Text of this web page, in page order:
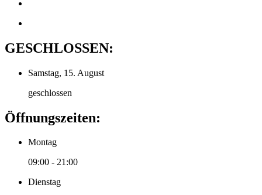
GESCHLOSSEN:
Samstag, 15. August
geschlossen
Öffnungszeiten:
Montag
09:00 - 21:00
Dienstag